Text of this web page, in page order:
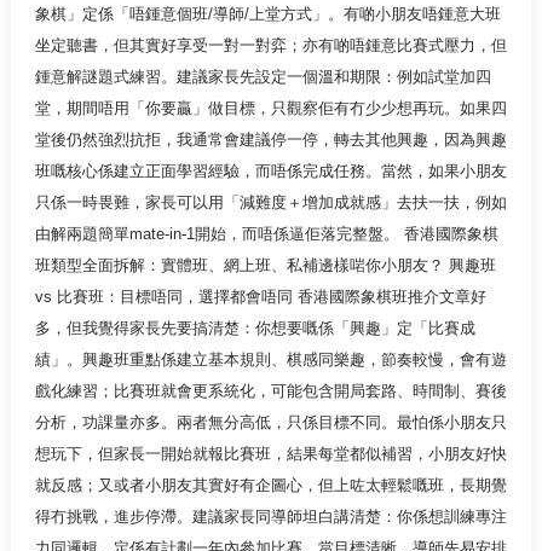
象棋」定係「唔鍾意個班/導師/上堂方式」。有啲小朋友唔鍾意大班
坐定聽書，但其實好享受一對一對弈；亦有啲唔鍾意比賽式壓力，但
鍾意解謎題式練習。建議家長先設定一個溫和期限：例如試堂加四
堂，期間唔用「你要贏」做目標，只觀察佢有冇少少想再玩。如果四
堂後仍然強烈抗拒，我通常會建議停一停，轉去其他興趣，因為興趣
班嘅核心係建立正面學習經驗，而唔係完成任務。當然，如果小朋友
只係一時畏難，家長可以用「減難度＋增加成就感」去扶一扶，例如
由解兩題簡單mate-in-1開始，而唔係逼佢落完整盤。 香港國際象棋
班類型全面拆解：實體班、網上班、私補邊樣啱你小朋友？ 興趣班
vs 比賽班：目標唔同，選擇都會唔同 香港國際象棋班推介文章好
多，但我覺得家長先要搞清楚：你想要嘅係「興趣」定「比賽成
績」。興趣班重點係建立基本規則、棋感同樂趣，節奏較慢，會有遊
戲化練習；比賽班就會更系統化，可能包含開局套路、時間制、賽後
分析，功課量亦多。兩者無分高低，只係目標不同。最怕係小朋友只
想玩下，但家長一開始就報比賽班，結果每堂都似補習，小朋友好快
就反感；又或者小朋友其實好有企圖心，但上咗太輕鬆嘅班，長期覺
得冇挑戰，進步停滯。建議家長同導師坦白講清楚：你係想訓練專注